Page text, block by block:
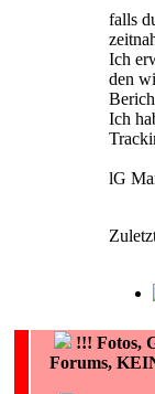
falls
Ich
den
Ich
lG
!!! Fotos,
Forums,